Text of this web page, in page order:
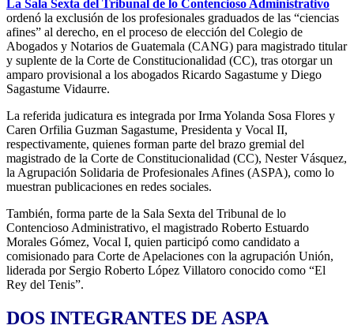
La Sala Sexta del Tribunal de lo Contencioso Administrativo
ordenó la exclusión de los profesionales graduados de las “ciencias
afines” al derecho, en el proceso de elección del Colegio de
Abogados y Notarios de Guatemala (CANG) para magistrado titular
y suplente de la Corte de Constitucionalidad (CC), tras otorgar un
amparo provisional a los abogados Ricardo Sagastume y Diego
Sagastume Vidaurre.
La referida judicatura es integrada por Irma Yolanda Sosa Flores y
Caren Orfilia Guzman Sagastume, Presidenta y Vocal II,
respectivamente, quienes forman parte del brazo gremial del
magistrado de la Corte de Constitucionalidad (CC), Nester Vásquez,
la Agrupación Solidaria de Profesionales Afines (ASPA), como lo
muestran publicaciones en redes sociales.
También, forma parte de la Sala Sexta del Tribunal de lo
Contencioso Administrativo, el magistrado Roberto Estuardo
Morales Gómez, Vocal I, quien participó como candidato a
comisionado para Corte de Apelaciones con la agrupación Unión,
liderada por Sergio Roberto López Villatoro conocido como “El
Rey del Tenis”.
DOS INTEGRANTES DE ASPA